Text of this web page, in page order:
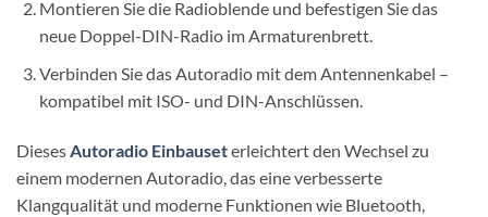
Montieren Sie die Radioblende und befestigen Sie das
neue Doppel-DIN-Radio im Armaturenbrett.
Verbinden Sie das Autoradio mit dem Antennenkabel –
kompatibel mit ISO- und DIN-Anschlüssen.
Dieses Autoradio Einbauseterleichtert den Wechsel zu
einem modernen Autoradio, das eine verbesserte
Klangqualität und moderne Funktionen wie Bluetooth,